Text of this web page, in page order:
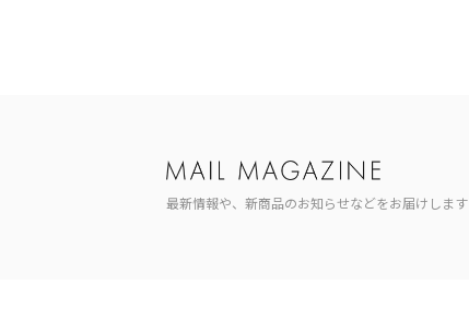
最新情報や、新商品のお知らせなどをお届けします